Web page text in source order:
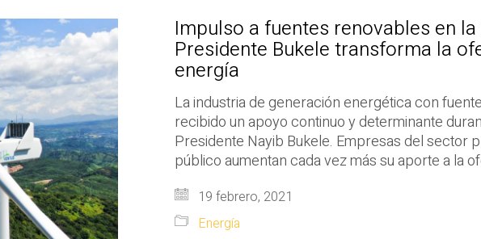
Impulso a fuentes renovables en
Presidente Bukele transforma la
energía
La industria de generación energética con
recibido un apoyo continuo y determinante
Presidente Nayib Bukele. Empresas del sector
público aumentan cada vez más su aporte a la
19 febrero, 2021
Energía